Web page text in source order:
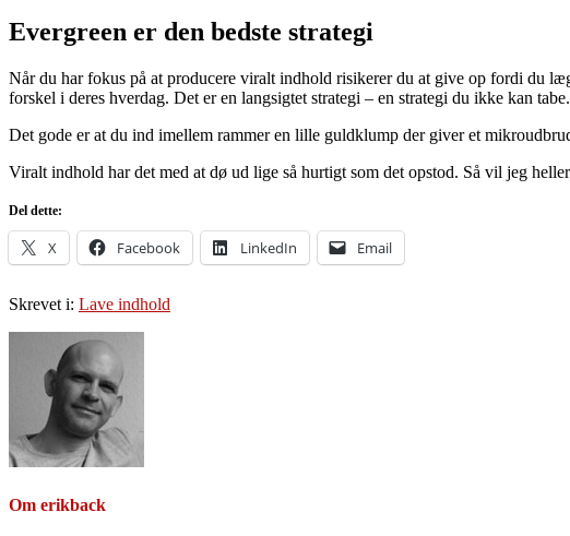
Evergreen er den bedste strategi
Når du har fokus på at producere viralt indhold risikerer du at give op fordi du
forskel i deres hverdag. Det er en langsigtet strategi – en strategi du ikke kan tabe.
Det gode er at du ind imellem rammer en lille guldklump der giver et
Viralt indhold har det med at dø ud lige så hurtigt som det opstod. Så vil jeg
Del dette:
X Facebook LinkedIn Email
Skrevet i: Lave indhold
Om erikback